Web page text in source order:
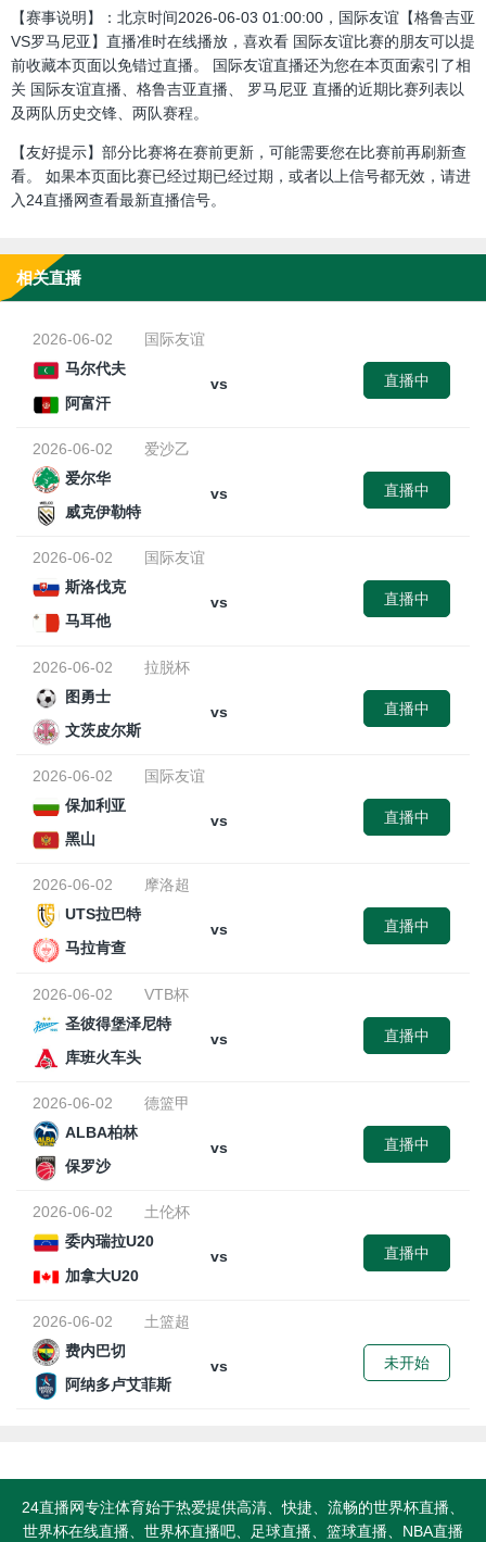
【赛事说明】：北京时间2026-06-03 01:00:00，国际友谊【格鲁吉亚
VS罗马尼亚】直播准时在线播放，喜欢看 国际友谊比赛的朋友可以提
前收藏本页面以免错过直播。 国际友谊直播还为您在本页面索引了相
关 国际友谊直播、格鲁吉亚直播、 罗马尼亚 直播的近期比赛列表以
及两队历史交锋、两队赛程。
【友好提示】部分比赛将在赛前更新，可能需要您在比赛前再刷新查
看。 如果本页面比赛已经过期已经过期，或者以上信号都无效，请进
入24直播网查看最新直播信号。
相关直播
2026-06-02
国际友谊
马尔代夫
vs
阿富汗
直播中
2026-06-02
爱沙乙
爱尔华
vs
威克伊勒特
直播中
2026-06-02
国际友谊
斯洛伐克
vs
马耳他
直播中
2026-06-02
拉脱杯
图勇士
vs
文茨皮尔斯
直播中
2026-06-02
国际友谊
保加利亚
vs
黑山
直播中
2026-06-02
摩洛超
UTS拉巴特
vs
马拉肯查
直播中
2026-06-02
VTB杯
圣彼得堡泽尼特
vs
库班火车头
直播中
2026-06-02
德篮甲
ALBA柏林
vs
保罗沙
直播中
2026-06-02
土伦杯
委内瑞拉U20
vs
加拿大U20
直播中
2026-06-02
土篮超
费内巴切
vs
阿纳多卢艾菲斯
未开始
24直播网专注体育始于热爱提供高清、快捷、流畅的世界杯直播、
世界杯在线直播、世界杯直播吧、足球直播、篮球直播、NBA直播